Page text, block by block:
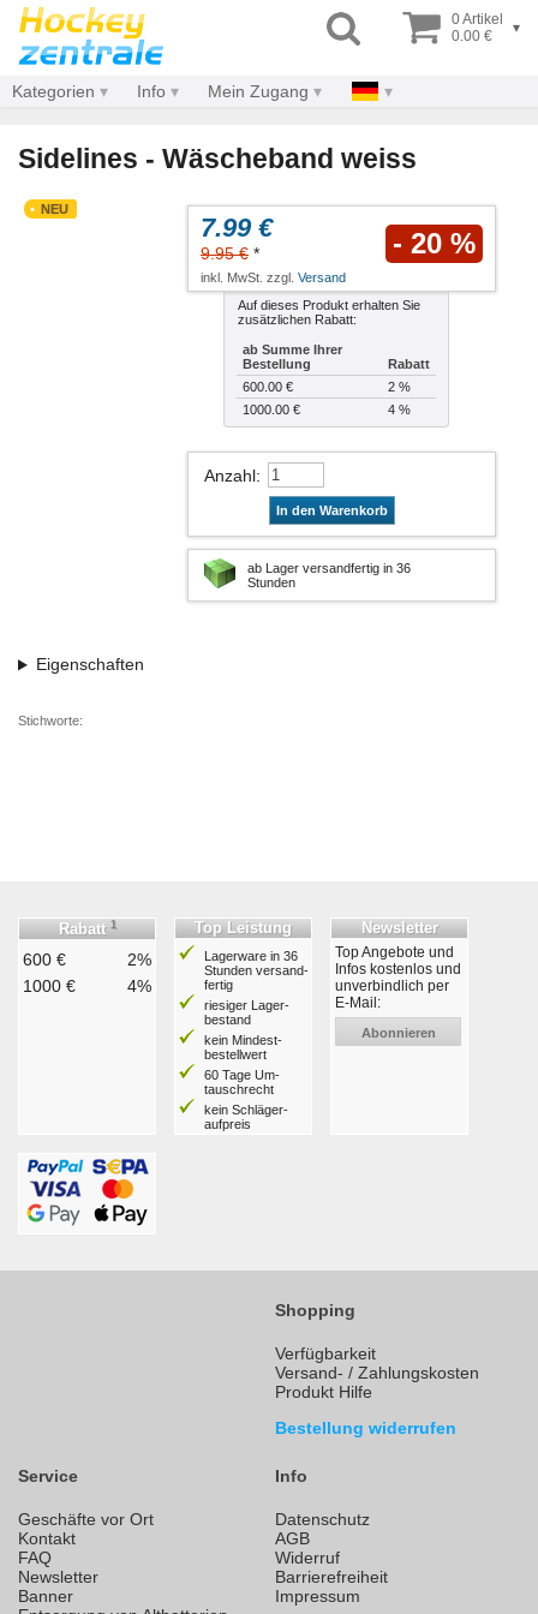
0 Artikel
0.00 €
▾
Kategorien Info Mein Zugang
Sidelines - Wäscheband weiss
NEU
7.99 €
9.95 € * - 20 %
inkl. MwSt. zzgl. Versand
Auf dieses Produkt erhalten Sie
zusätzlichen Rabatt:
ab Summe Ihrer
Bestellung
Rabatt
600.00 €
2 %
1000.00 €
4 %
Anzahl:
In den Warenkorb
ab Lager versandfertig in 36
Stunden
Eigenschaften
Stichworte:
Rabatt 1
600 €
2%
1000 €
4%
Top Leistung
Lagerware in 36
Stunden ver­sand­
fertig
riesiger Lager­
bestand
kein Mindest­
bestell­wert
60 Tage Um­
tausch­recht
kein Schläger­
aufpreis
Newsletter
Top Angebote und
Infos kostenlos und
unverbindlich per
E-Mail:
Abonnieren
Shopping
Verfügbarkeit
Versand- / Zahlungskosten
Produkt Hilfe
Bestellung widerrufen
Service
Geschäfte vor Ort
Kontakt
FAQ
Newsletter
Banner
Info
Datenschutz
AGB
Widerruf
Barrierefreiheit
Impressum